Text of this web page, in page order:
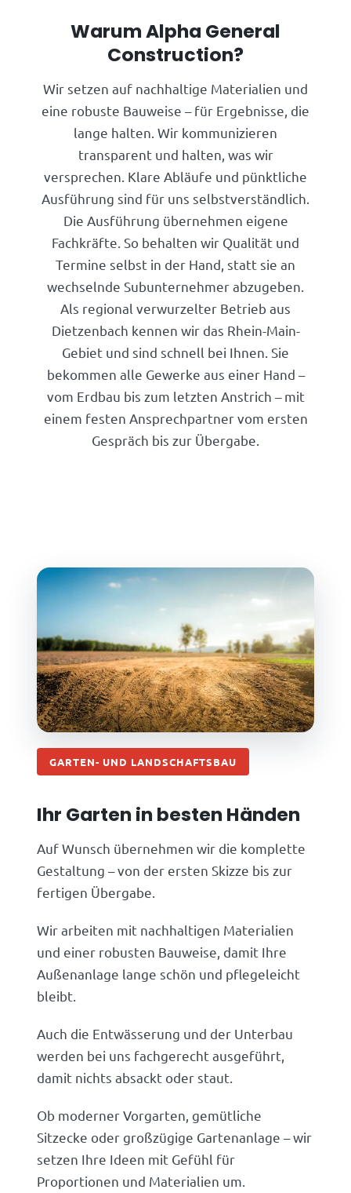
Warum Alpha General
Construction?
Wir setzen auf nachhaltige Materialien und
eine robuste Bauweise – für Ergebnisse, die
lange halten. Wir kommunizieren
transparent und halten, was wir
versprechen. Klare Abläufe und pünktliche
Ausführung sind für uns selbstverständlich.
Die Ausführung übernehmen eigene
Fachkräfte. So behalten wir Qualität und
Termine selbst in der Hand, statt sie an
wechselnde Subunternehmer abzugeben.
Als regional verwurzelter Betrieb aus
Dietzenbach kennen wir das Rhein-Main-
Gebiet und sind schnell bei Ihnen. Sie
bekommen alle Gewerke aus einer Hand –
vom Erdbau bis zum letzten Anstrich – mit
einem festen Ansprechpartner vom ersten
Gespräch bis zur Übergabe.
GARTEN- UND LANDSCHAFTSBAU
Ihr Garten in besten Händen
Auf Wunsch übernehmen wir die komplette
Gestaltung – von der ersten Skizze bis zur
fertigen Übergabe.
Wir arbeiten mit nachhaltigen Materialien
und einer robusten Bauweise, damit Ihre
Außenanlage lange schön und pflegeleicht
bleibt.
Auch die Entwässerung und der Unterbau
werden bei uns fachgerecht ausgeführt,
damit nichts absackt oder staut.
Ob moderner Vorgarten, gemütliche
Sitzecke oder großzügige Gartenanlage – wir
setzen Ihre Ideen mit Gefühl für
Proportionen und Materialien um.